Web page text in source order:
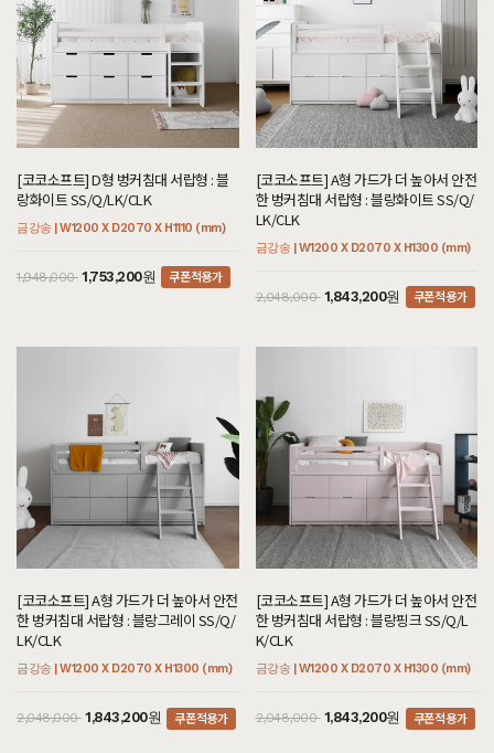
[코코소프트] D형 벙커침대 서랍형 : 블
랑화이트 SS/Q/LK/CLK
금강송 | W1200 X D2070 X H1110 (mm)
1,948,000 1,753,200원 쿠폰적용가
[코코소프트] A형 가드가 더 높아서 안전
한 벙커침대 서랍형 : 블랑화이트 SS/Q/
LK/CLK
금강송 | W1200 X D2070 X H1300 (mm)
2,048,000 1,843,200원 쿠폰적용가
[코코소프트] A형 가드가 더 높아서 안전
한 벙커침대 서랍형 : 블랑그레이 SS/Q/
LK/CLK
금강송 | W1200 X D2070 X H1300 (mm)
2,048,000 1,843,200원 쿠폰적용가
[코코소프트] A형 가드가 더 높아서 안전
한 벙커침대 서랍형 : 블랑핑크 SS/Q/L
K/CLK
금강송 | W1200 X D2070 X H1300 (mm)
2,048,000 1,843,200원 쿠폰적용가